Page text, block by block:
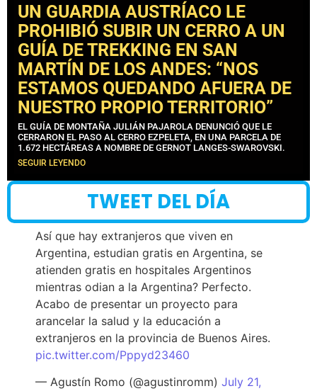
UN GUARDIA AUSTRÍACO LE
PROHIBIÓ SUBIR UN CERRO A UN
GUÍA DE TREKKING EN SAN
MARTÍN DE LOS ANDES: “NOS
ESTAMOS QUEDANDO AFUERA DE
NUESTRO PROPIO TERRITORIO”
EL GUÍA DE MONTAÑA JULIÁN PAJAROLA DENUNCIÓ QUE LE
CERRARON EL PASO AL CERRO EZPELETA, EN UNA PARCELA DE
1.672 HECTÁREAS A NOMBRE DE GERNOT LANGES-SWAROVSKI.
SEGUIR LEYENDO
TWEET DEL DÍA
Así que hay extranjeros que viven en
Argentina, estudian gratis en Argentina, se
atienden gratis en hospitales Argentinos
mientras odian a la Argentina? Perfecto.
Acabo de presentar un proyecto para
arancelar la salud y la educación a
extranjeros en la provincia de Buenos Aires.
pic.twitter.com/Pppyd23460
— Agustín Romo (@agustinromm) July 21,